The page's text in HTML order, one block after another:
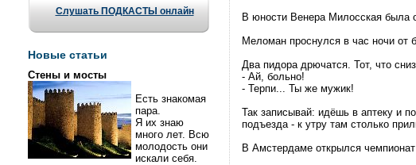
Слушать ПОДКАСТЫ онлайн
Новые статьи
Стены и мосты
Есть знакомая
пара.
Я их знаю
много лет. Всю
молодость они
искали себя.
В юности Венера Милосская была
Меломан проснулся в час ночи от
Два пидора дрючатся. Тот, что
- Ай, больно!
- Терпи... Ты же мужик!
Так записывай: идёшь в аптеку и
подъезда - к утру там столько
В Амстердаме открылся